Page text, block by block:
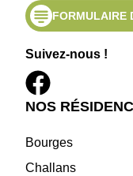
FORMULAIRE
Suivez-nous !
NOS
Bourges
Challans